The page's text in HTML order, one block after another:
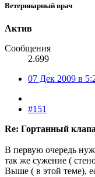
Ветеринарный врач
Актив
Сообщения
2.699
07 Дек 2009 в
#151
Re: Гортанный
В первую очередь
так же сужение (
Выше ( в этой теме),